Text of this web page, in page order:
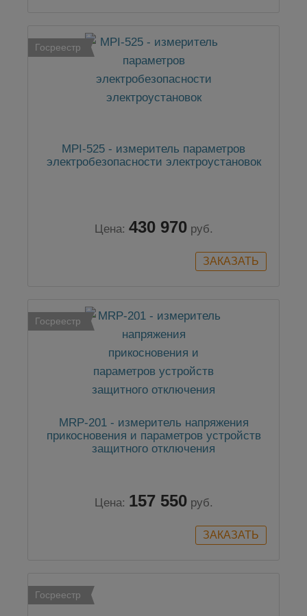
Госреестр
MPI-525 - измеритель параметров
электробезопасности электроустановок
Цена: 430 970 руб.
Госреестр
MRP-201 - измеритель напряжения
прикосновения и параметров устройств
защитного отключения
Цена: 157 550 руб.
Госреестр